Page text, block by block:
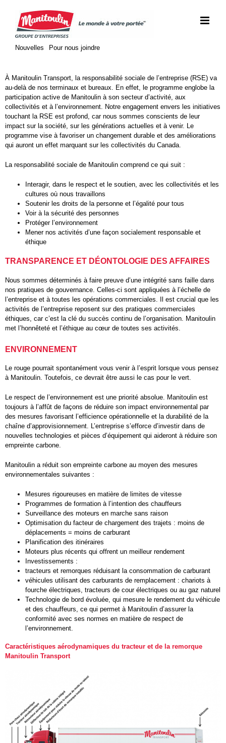
content
Pour nous joindre
Nouvelles
À Manitoulin Transport, la responsabilité sociale de l’entreprise (RSE) va
au-delà de nos terminaux et bureaux. En effet, le programme englobe la
participation active de Manitoulin à son secteur d’activité, aux
collectivités et à l’environnement. Notre engagement envers les initiatives
touchant la RSE est profond, car nous sommes conscients de leur
impact sur la société, sur les générations actuelles et à venir. Le
programme vise à favoriser un changement durable et des améliorations
qui auront un effet marquant sur les collectivités du Canada.
La responsabilité sociale de Manitoulin comprend ce qui suit :
Interagir, dans le respect et le soutien, avec les collectivités et les
cultures où nous travaillons
Soutenir les droits de la personne et l’égalité pour tous
Voir à la sécurité des personnes
Protéger l’environnement
Mener nos activités d’une façon socialement responsable et
éthique
TRANSPARENCE ET DÉONTOLOGIE DES AFFAIRES
Nous sommes déterminés à faire preuve d’une intégrité sans faille dans
nos pratiques de gouvernance. Celles-ci sont appliquées à l’échelle de
l’entreprise et à toutes les opérations commerciales. Il est crucial que les
activités de l’entreprise reposent sur des pratiques commerciales
éthiques, car c’est la clé du succès continu de l’organisation. Manitoulin
met l’honnêteté et l’éthique au cœur de toutes ses activités.
ENVIRONNEMENT
Le rouge pourrait spontanément vous venir à l’esprit lorsque vous pensez
à Manitoulin. Toutefois, ce devrait être aussi le cas pour le vert.
Le respect de l’environnement est une priorité absolue. Manitoulin est
toujours à l’affût de façons de réduire son impact environnemental par
des mesures favorisant l’efficience opérationnelle et la durabilité de la
chaîne d’approvisionnement. L’entreprise s’efforce d’investir dans de
nouvelles technologies et pièces d’équipement qui aideront à réduire son
empreinte carbone.
Manitoulin a réduit son empreinte carbone au moyen des mesures
environnementales suivantes :
Mesures rigoureuses en matière de limites de vitesse
Programmes de formation à l’intention des chauffeurs
Surveillance des moteurs en marche sans raison
Optimisation du facteur de chargement des trajets : moins de
déplacements = moins de carburant
Planification des itinéraires
Moteurs plus récents qui offrent un meilleur rendement
Investissements :
tracteurs et remorques réduisant la consommation de carburant
véhicules utilisant des carburants de remplacement : chariots à
fourche électriques, tracteurs de cour électriques ou au gaz naturel
Technologie de bord évoluée, qui mesure le rendement du véhicule
et des chauffeurs, ce qui permet à Manitoulin d’assurer la
conformité avec ses normes en matière de respect de
l’environnement.
Caractéristiques aérodynamiques du tracteur et de la remorque
Manitoulin Transport